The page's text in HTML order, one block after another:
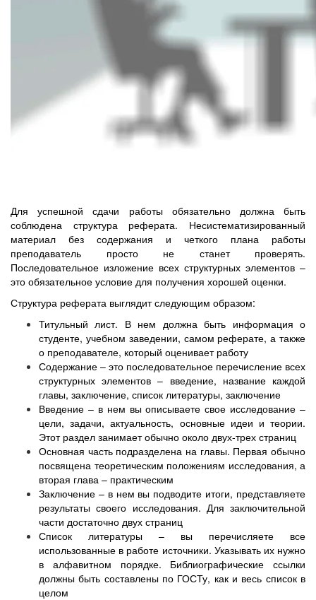
Для успешной сдачи работы обязательно должна быть
соблюдена структура реферата. Несистематизированный
материал без содержания и четкого плана работы
преподаватель просто не станет проверять.
Последовательное изложение всех структурных элементов –
это обязательное условие для получения хорошей оценки.
Структура реферата выглядит следующим образом:
Титульный лист. В нем должна быть информация о
студенте, учебном заведении, самом реферате, а также
о преподавателе, который оценивает работу
Содержание – это последовательное перечисление всех
структурных элементов – введение, название каждой
главы, заключение, список литературы, заключение
Введение – в нем вы описываете свое исследование –
цели, задачи, актуальность, основные идеи и теории.
Этот раздел занимает обычно около двух-трех страниц
Основная часть подразделена на главы. Первая обычно
посвящена теоретическим положениям исследования, а
вторая глава – практическим
Заключение – в нем вы подводите итоги, представляете
результаты своего исследования. Для заключительной
части достаточно двух страниц
Список литературы – вы перечисляете все
использованные в работе источники. Указывать их нужно
в алфавитном порядке. Библиографические ссылки
должны быть составлены по ГОСТу, как и весь список в
целом